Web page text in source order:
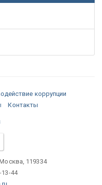
коррупции
Контакты
119334
13-44